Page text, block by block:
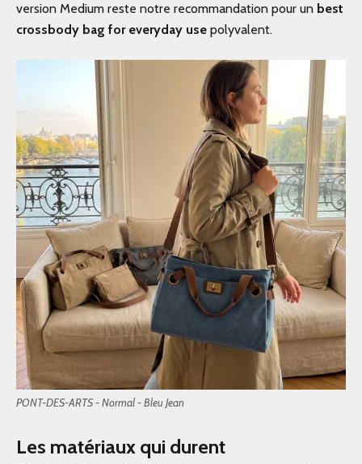
version Medium reste notre recommandation pour un best
crossbody bag for everyday use polyvalent.
PONT-DES-ARTS - Normal - Bleu Jean
Les matériaux qui durent